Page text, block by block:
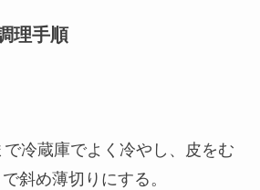
理手順
冷蔵庫でよく冷やし、皮をむ
斜め薄切りにする。